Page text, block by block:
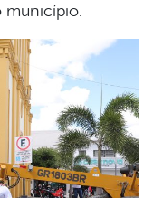
município.